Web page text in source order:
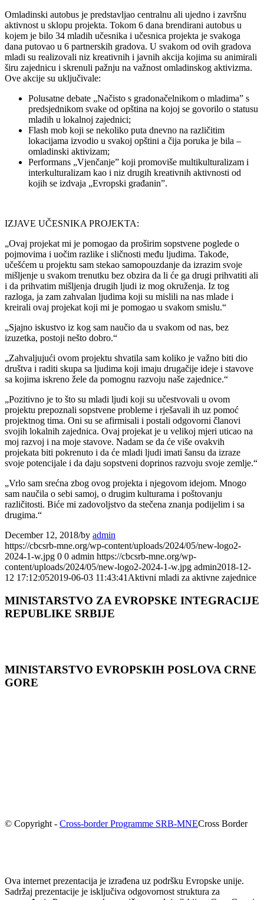
Omladinski autobus je predstavljao centralnu ali ujedno i završnu
aktivnost u sklopu projekta. Tokom 6 dana brendirani autobus u
kojem je bilo 34 mladih učesnika i učesnica projekta je svakoga
dana putovao u 6 partnerskih gradova. U svakom od ovih gradova
mladi su realizovali niz kreativnih i javnih akcija kojima su animirali
širu zajednicu i skrenuli pažnju na važnost omladinskog aktivizma.
Ove akcije su uključivale:
Polusatne debate „Načisto s gradonačelnikom o mladima” s
predsjednikom svake od opština na kojoj se govorilo o statusu
mladih u lokalnoj zajednici;
Flash mob koji se nekoliko puta dnevno na različitim
lokacijama izvodio u svakoj opštini a čija poruka je bila –
omladinski aktivizam;
Performans „Vjenčanje” koji promoviše multikulturalizam i
interkulturalizam kao i niz drugih kreativnih aktivnosti od
kojih se izdvaja „Evropski građanin”.
IZJAVE UČESNIKA PROJEKTA:
„Ovaj projekat mi je pomogao da proširim sopstvene poglede o
pojmovima i uočim razlike i sličnosti među ljudima. Takođe,
učešćem u projektu sam stekao samopouzdanje da izrazim svoje
mišljenje u svakom trenutku bez obzira da li će ga drugi prihvatiti ali
i da prihvatim mišljenja drugih ljudi iz mog okruženja. Iz tog
razloga, ja zam zahvalan ljudima koji su mislili na nas mlade i
kreirali ovaj projekat koji mi je pomogao u svakom smislu.“
„Sjajno iskustvo iz kog sam naučio da u svakom od nas, bez
izuzetka, postoji nešto dobro.“
„Zahvaljujući ovom projektu shvatila sam koliko je važno biti dio
društva i raditi skupa sa ljudima koji imaju drugačije ideje i stavove
sa kojima iskreno žele da pomognu razvoju naše zajednice.“
„Pozitivno je to što su mladi ljudi koji su učestvovali u ovom
projektu prepoznali sopstvene probleme i rješavali ih uz pomoć
projektnog tima. Oni su se afirmisali i postali odgovorni članovi
svojih lokalnih zajednica. Ovaj projekat je u velikoj mjeri uticao na
moj razvoj i na moje stavove. Nadam se da će više ovakvih
projekata biti pokrenuto i da će mladi ljudi imati šansu da izraze
svoje potencijale i da daju sopstveni doprinos razvoju svoje zemlje.“
„Vrlo sam srećna zbog ovog projekta i njegovom idejom. Mnogo
sam naučila o sebi samoj, o drugim kulturama i poštovanju
različitosti. Biće mi zadovoljstvo da stečena znanja podijelim i sa
drugima.“
December 12, 2018/by admin
https://cbcsrb-mne.org/wp-content/uploads/2024/05/new-logo2-
2024-1-w.jpg 0 0 admin https://cbcsrb-mne.org/wp-
content/uploads/2024/05/new-logo2-2024-1-w.jpg admin2018-12-
12 17:12:052019-06-03 11:43:41 Aktivni mladi za aktivne zajednice
MINISTARSTVO ZA EVROPSKE INTEGRACIJE
REPUBLIKE SRBIJE
MINISTARSTVO EVROPSKIH POSLOVA CRNЕ
GORЕ
© Copyright - Cross-border Programme SRB-MNECross Border
Ova internet prezentacija je izrađena uz podršku Evropske unije.
Sadržaj prezentacije je isključiva odgovornost struktura za